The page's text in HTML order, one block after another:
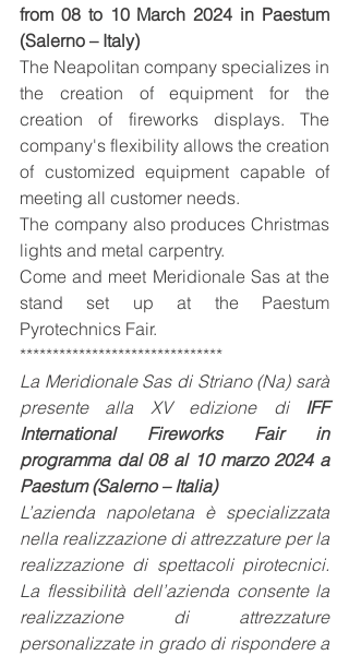
from 08 to 10 March 2024 in Paestum
(Salerno – Italy)
The Neapolitan company specializes in
the creation of equipment for the
creation of fireworks displays. The
company's flexibility allows the creation
of customized equipment capable of
meeting all customer needs.
The company also produces Christmas
lights and metal carpentry.
Come and meet Meridionale Sas at the
stand set up at the Paestum
Pyrotechnics Fair.
*******************************
La Meridionale Sas di Striano (Na) sarà
presente alla XV edizione di IFF
International Fireworks Fair in
programma dal 08 al 10 marzo 2024 a
Paestum (Salerno – Italia)
L’azienda napoletana è specializzata
nella realizzazione di attrezzature per la
realizzazione di spettacoli pirotecnici.
La flessibilità dell’azienda consente la
realizzazione di attrezzature
personalizzate in grado di rispondere a